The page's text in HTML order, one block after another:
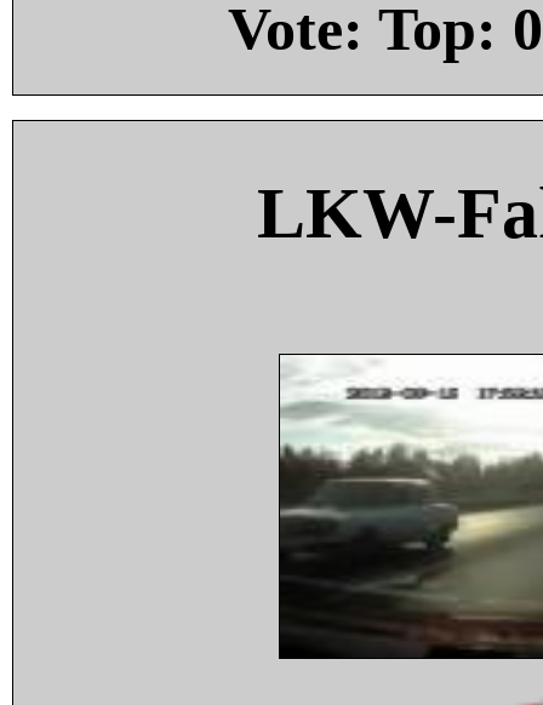
Vote: Top: 0
LKW-